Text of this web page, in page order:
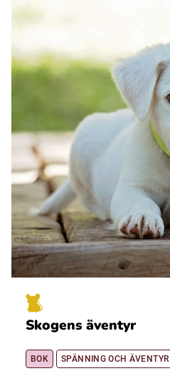
Skogens äventyr
BOK SPÄNNING OCH ÄVENTYR